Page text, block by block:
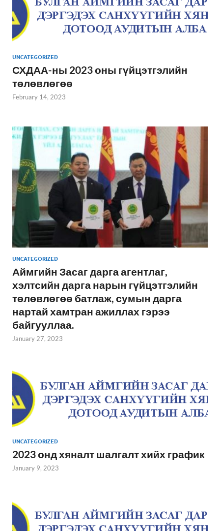
UNCATEGORIZED
СХДАА-ны 2023 оны гүйцэтгэлийн
төлөвлөгөө
February 14, 2023
UNCATEGORIZED
Аймгийн Засаг дарга агентлаг,
хэлтсийн дарга нарын гүйцэтгэлийн
төлөвлөгөө батлаж, сумын дарга
нартай хамтран ажиллах гэрээ
байгууллаа.
January 27, 2023
UNCATEGORIZED
2023 онд хяналт шалгалт хийх график
January 9, 2023